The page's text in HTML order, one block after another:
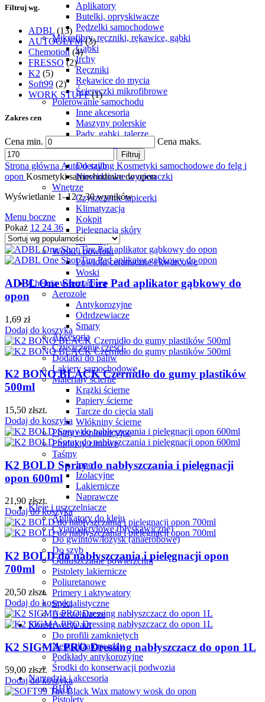
Aplikatory
Butelki, opryskiwacze
Pędzelki samochodowe
Mikrofibry, ręczniki, rękawice, gąbki
Gąbki
Irchy
Ręczniki
Rękawice do mycia
Ściereczki mikrofibrowe
Polerowanie samochodu
Inne akcesoria
Maszyny polerskie
Pady, gąbki, talerze
Do szyb
Niewidzialne wycieraczki
Wnętrze
Czyszczenie tapicerki
Klimatyzacja
Kokpit
Pielęgnacja skóry
Zapachy
Woski i powłoki
Powłoki ceramiczne i kwarcowe
Woski
Chemia warsztatowa
Aerozole
Antykorozyjne
Odrdzewiacze
Smary
Akcesoria
Czyszczenie części
Dodatki do paliw
Lakiery samochodowe
Materiały ścierne
Krążki ścierne
Papiery ścierne
Tarcze do cięcia stali
Włókniny ścierne
Płyny eksploatacyjne
Produkty zimowe
Taśmy
Inne
Izolacyjne
Lakiernicze
Naprawcze
Kleje i uszczelniacze
Aplikatory do kleju
Cyjanoakrylowe (błyskawiczne)
Do gwintów/łożysk (anaerobowe)
Do szyb
Odtłuszczanie powierzchni
Pistolety lakiernicze
Poliuretanowe
Primery i aktywatory
Specjalistyczne
Uszczelniacze
Konserwacja aut
Do profili zamkniętych
Neutralizatory rdzy
Podkłady antykorozyjne
Środki do konserwacji podwozia
Narzędzia i akcesoria
BHP
Pistolety
Filtruj wg.
ADBL (13)
AUTOGLYM (3)
Chemotion (4)
FRESSO (2)
K2 (5)
Soft99 (2)
WORK STUFF (1)
Zakres cen
Cena min. Cena maks.
Filtruj
Strona główna Auto detailing Kosmetyki samochodowe do felg i
opon Kosmetyki samochodowe do opon
Wyświetlanie 1–12 z 30 wyników
Menu boczne
Pokaż 12 24 36
ADBL One Shot Tire Pad aplikator gąbkowy do
opon
1,69 zł
Dodaj do koszyka
K2 BONO BLACK Czernidło do gumy plastików
500ml
15,50 złszt.
Dodaj do koszyka
K2 BOLD Spray do nabłyszczania i pielęgnacji
opon 600ml
21,90 złszt.
Dodaj do koszyka
K2 BOLD do nabłyszczania i pielęgnacji opon
700ml
20,50 złszt.
Dodaj do koszyka
K2 SIGMA PRO Dressing nabłyszczacz do opon 1L
59,00 złszt.
Dodaj do koszyka